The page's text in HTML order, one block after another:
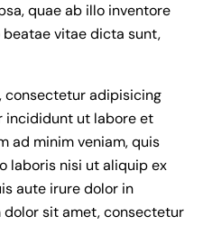
quae ab illo inventore
vitae dicta sunt,
consectetur adipisicing
incididunt ut labore et
ad minim veniam, quis
laboris nisi ut aliquip ex
aute irure dolor in
sit amet, consectetur